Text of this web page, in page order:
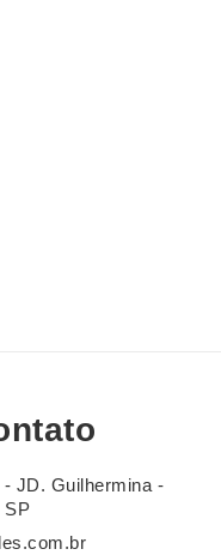
JD. Guilhermina -
SP